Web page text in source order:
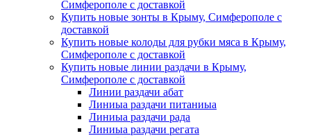
Симферополе с доставкой
Купить новые зонты в Крыму, Симферополе с
доставкой
Купить новые колоды для рубки мяса в Крыму,
Симферополе с доставкой
Купить новые линии раздачи в Крыму,
Симферополе с доставкой
Линии раздачи абат
Линиыа раздачи питаниыа
Линиыа раздачи рада
Линиыа раздачи регата